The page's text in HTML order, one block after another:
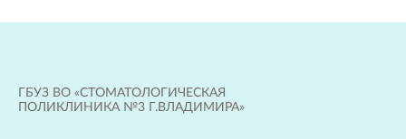
ГБУЗ ВО «СТОМАТОЛОГИЧЕСКАЯ
ПОЛИКЛИНИКА №3 Г.ВЛАДИМИРА»